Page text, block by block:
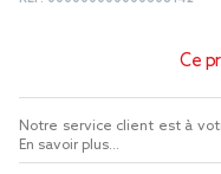
Ce
Notre service client est à
En savoir plus...